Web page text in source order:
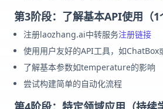
第3阶段：了解基本API使用（1
注册laozhang.ai中转服务注册链接
使用用户友好的API工具，如ChatBox
了解基本参数如temperature的影响
尝试构建简单的自动化流程